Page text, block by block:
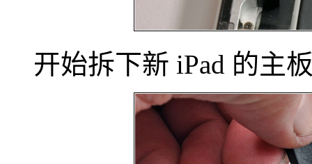
开始拆下新 iPad 的主